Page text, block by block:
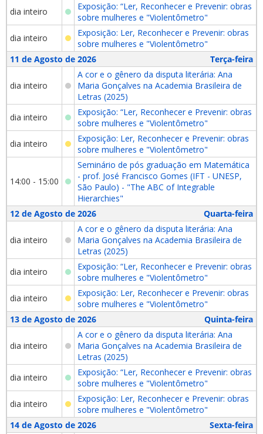
dia inteiro
Exposição: “Ler, Reconhecer e Prevenir: obras
sobre mulheres e "Violentômetro"
dia inteiro
Exposição: Ler, Reconhecer e Prevenir: obras
sobre mulheres e "Violentômetro"
11 de Agosto de 2026
Terça-feira
dia inteiro
A cor e o gênero da disputa literária: Ana
Maria Gonçalves na Academia Brasileira de
Letras (2025)
dia inteiro
Exposição: “Ler, Reconhecer e Prevenir: obras
sobre mulheres e "Violentômetro"
dia inteiro
Exposição: Ler, Reconhecer e Prevenir: obras
sobre mulheres e "Violentômetro"
14:00 - 15:00
Seminário de pós graduação em Matemática
- prof. José Francisco Gomes (IFT - UNESP,
São Paulo) - "The ABC of Integrable
Hierarchies"
12 de Agosto de 2026
Quarta-feira
dia inteiro
A cor e o gênero da disputa literária: Ana
Maria Gonçalves na Academia Brasileira de
Letras (2025)
dia inteiro
Exposição: “Ler, Reconhecer e Prevenir: obras
sobre mulheres e "Violentômetro"
dia inteiro
Exposição: Ler, Reconhecer e Prevenir: obras
sobre mulheres e "Violentômetro"
13 de Agosto de 2026
Quinta-feira
dia inteiro
A cor e o gênero da disputa literária: Ana
Maria Gonçalves na Academia Brasileira de
Letras (2025)
dia inteiro
Exposição: “Ler, Reconhecer e Prevenir: obras
sobre mulheres e "Violentômetro"
dia inteiro
Exposição: Ler, Reconhecer e Prevenir: obras
sobre mulheres e "Violentômetro"
14 de Agosto de 2026
Sexta-feira